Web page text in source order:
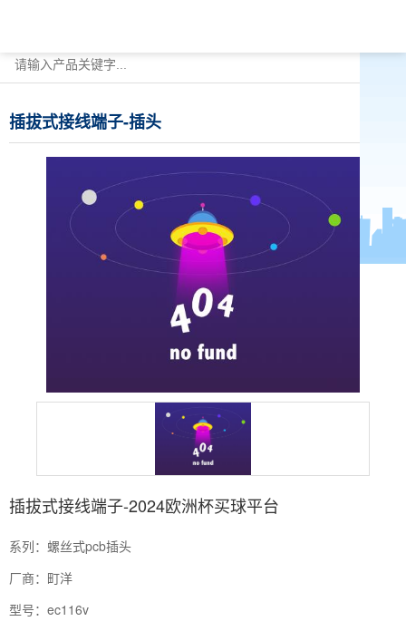
插拔式接线端子-插头
插拔式接线端子-2024欧洲杯买球平台
系列：螺丝式pcb插头
厂商：町洋
型号：ec116v